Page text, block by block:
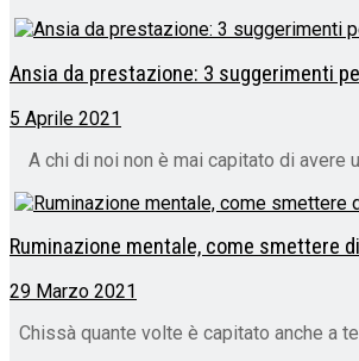
Ansia da prestazione: 3 suggerimenti
5 Aprile 2021
A chi di noi non è mai capitato di avere
Ruminazione mentale, come smettere
29 Marzo 2021
Chissà quante volte è capitato anche a